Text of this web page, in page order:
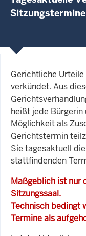
Gerichtliche
verkündet. Aus
heißt jede Bürgerin
Möglichkeit als
Gerichtstermin
Sie tagesaktuell
stattfindenden
Maßgeblich ist nur
Sitzungssaal.
Technisch bedingt
Termine als